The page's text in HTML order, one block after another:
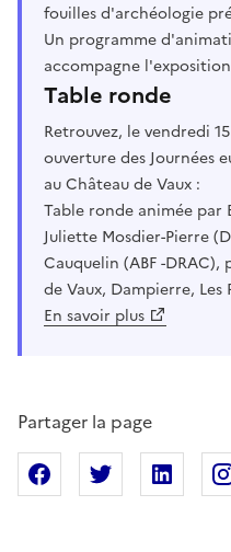
fouilles d'archéologie
Un programme
accompagne
Table ronde
Retrouvez, le vendredi
ouverture des Journées
au Château de Vaux :
Table ronde animée par
Juliette Mosdier-Pierre
Cauquelin (ABF -
de Vaux, Dampierre, Les
En savoir plus
Partager la page
Partager surPartager sur